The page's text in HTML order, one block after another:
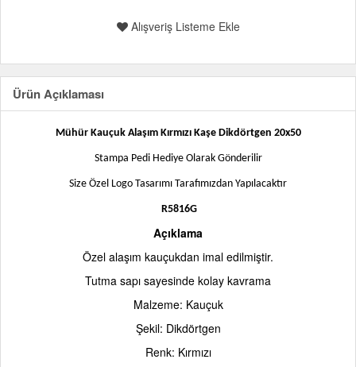
Alışveriş Listeme Ekle
Ürün Açıklaması
Mühür Kauçuk Alaşım Kırmızı Kaşe Dikdörtgen 20x50
Stampa Pedi Hediye Olarak Gönderilir
Size Özel Logo Tasarımı Tarafımızdan Yapılacaktır
R5816G
Açıklama
Özel alaşım kauçukdan imal edilmiştir.
Tutma sapı sayesinde kolay kavrama
Malzeme: Kauçuk
Şekil: Dikdörtgen
Renk: Kırmızı